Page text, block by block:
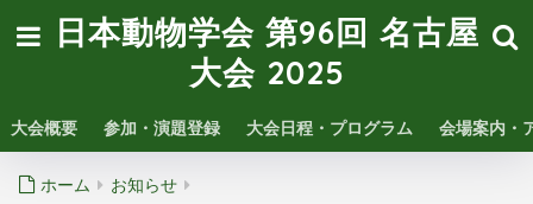
日本動物学会 第96回 名古屋
大会 2025
大会概要 参加・演題登録 大会日程・プログラム 会場案内・
ホーム お知らせ